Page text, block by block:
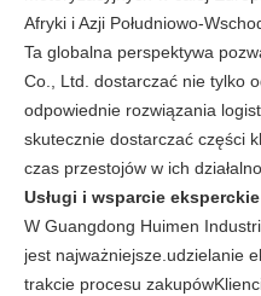
Afryki i Azji Południowo-
Ta globalna perspektywa
Co., Ltd. dostarczać nie tylko
odpowiednie rozwiązania
skutecznie dostarczać części
czas przestojów w ich
Usługi i wsparcie eksperckie
W Guangdong Huimen
jest najważniejsze.udzielanie
trakcie procesu